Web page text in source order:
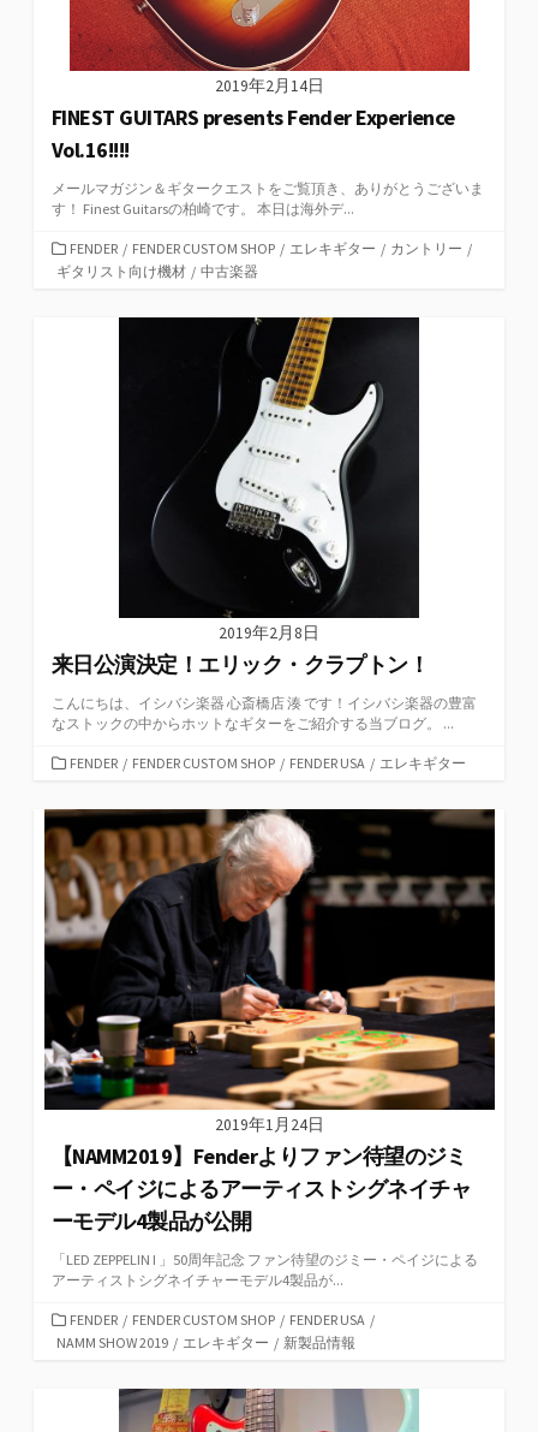
2019年2月14日
FINEST GUITARS presents Fender Experience
Vol.16!!!!
メールマガジン＆ギタークエストをご覧頂き、ありがとうございま
す！ Finest Guitarsの柏崎です。 本日は海外デ...
カ
テ
FENDER / FENDER CUSTOM SHOP / エレキギター / カントリー /
ギタリスト向け機材 / 中古楽器
2019年2月8日
来日公演決定！エリック・クラプトン！
こんにちは、イシバシ楽器 心斎橋店 湊 です！イシバシ楽器の豊富
なストックの中からホットなギターをご紹介する当ブログ。 ...
カ
ゴ
リ
ー
FENDER / FENDER CUSTOM SHOP / FENDER USA / エレキギター
2019年1月24日
【NAMM2019】Fenderよりファン待望のジミ
ー・ペイジによるアーティストシグネイチャ
ーモデル4製品が公開
「LED ZEPPELIN I 」50周年記念 ファン待望のジミー・ペイジによる
アーティストシグネイチャーモデル4製品が...
カ
テ
FENDER / FENDER CUSTOM SHOP / FENDER USA /
NAMM SHOW 2019 / エレキギター / 新製品情報